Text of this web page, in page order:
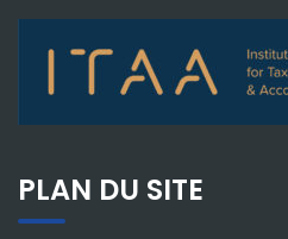
PLAN DU SITE